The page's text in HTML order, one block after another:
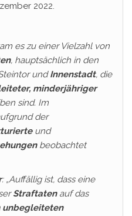
2022.
es zu einer Vielzahl von
, hauptsächlich in den
undInnenstadt, die
minderjähriger
sind. Im
der
und
beobachtet
: „Auffällig ist, dass eine
Straftatenauf das
unbegleiteten